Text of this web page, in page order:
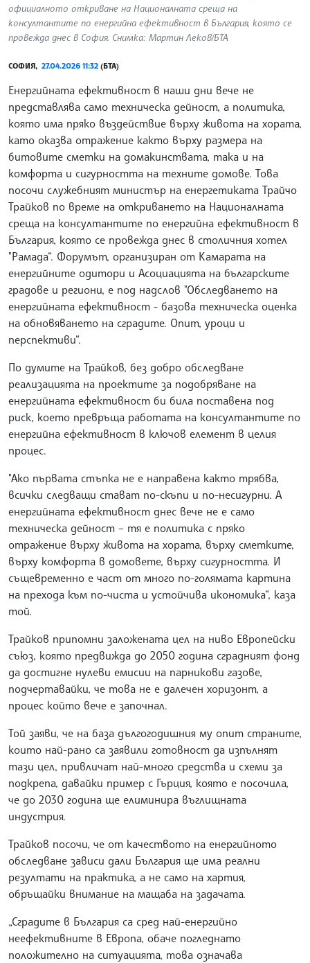
официалното откриване на Националната среща на
консултантите по енергийна ефективност в България, която се
провежда днес в София. Снимка: Мартин Леков/БТА
СОФИЯ, 27.04.2026 11:32 (БТА)
Енергийната ефективност в наши дни вече не
представлява само техническа дейност, а политика,
която има пряко въздействие върху живота на хората,
като оказва отражение както върху размера на
битовите сметки на домакинствата, така и на
комфорта и сигурността на техните домове. Това
посочи служебният министър на енергетиката Трайчо
Трайков по време на откриването на Националната
среща на консултантите по енергийна ефективност в
България, която се провежда днес в столичния хотел
"Рамада“. Форумът, организиран от Камарата на
енергийните одитори и Асоциацията на българските
градове и региони, е под надслов "Обследването на
енергийната ефективност - базова техническа оценка
на обновяването на сградите. Опит, уроци и
перспективи“.
По думите на Трайков, без добро обследване
реализацията на проектите за подобряване на
енергийната ефективност би била поставена под
риск, което превръща работата на консултантите по
енергийна ефективност в ключов елемент в целия
процес.
"Ако първата стъпка не е направена както трябва,
всички следващи стават по-скъпи и по-несигурни. А
енергийната ефективност днес вече не е само
техническа дейност – тя е политика с пряко
отражение върху живота на хората, върху сметките,
върху комфорта в домовете, върху сигурността. И
същевременно е част от много по-голямата картина
на прехода към по-чиста и устойчива икономика“, каза
той.
Трайков припомни заложената цел на ниво Европейски
съюз, която предвижда до 2050 година сградният фонд
да достигне нулеви емисии на парникови газове,
подчертавайки, че това не е далечен хоризонт, а
процес който вече е започнал.
Той заяви, че на база дългогодишния му опит страните,
които най-рано са заявили готовност да изпълнят
тази цел, привличат най-много средства и схеми за
подкрепа, давайки пример с Гърция, която е посочила,
че до 2030 година ще елиминира въглищната
индустрия.
Трайков посочи, че от качеството на енергийното
обследване зависи дали България ще има реални
резултати на практика, а не само на хартия,
обръщайки внимание на мащаба на задачата.
„Сградите в България са сред най-енергийно
неефективните в Европа, обаче погледнато
положително на ситуацията, това означава